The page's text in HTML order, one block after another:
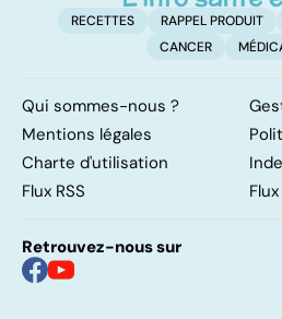
RECETTES RAPPEL PRODUIT
CANCER
Qui sommes-nous ?
Mentions légales
Charte d'utilisation
Flux RSS
Retrouvez-nous sur